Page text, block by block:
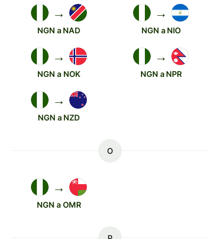
→
NGN a NAD
→
NGN a NIO
→
NGN a NOK
→
NGN a NPR
→
NGN a NZD
O
→
NGN a OMR